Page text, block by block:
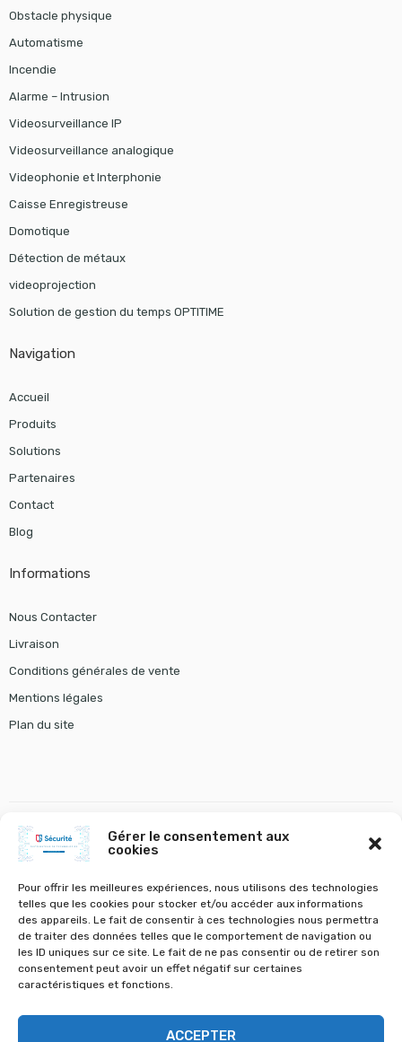
Gérer le consentement aux
cookies
Pour offrir les meilleures expériences, nous utilisons des technologies
telles que les cookies pour stocker et/ou accéder aux informations
des appareils. Le fait de consentir à ces technologies nous permettra
de traiter des données telles que le comportement de navigation ou
les ID uniques sur ce site. Le fait de ne pas consentir ou de retirer son
consentement peut avoir un effet négatif sur certaines
caractéristiques et fonctions.
ACCEPTER
Obstacle physique
Automatisme
Incendie
Alarme – Intrusion
Videosurveillance IP
Videosurveillance analogique
Videophonie et Interphonie
Caisse Enregistreuse
Domotique
Détection de métaux
videoprojection
Solution de gestion du temps OPTITIME
Navigation
Accueil
Produits
Solutions
Partenaires
Contact
Blog
Informations
Nous Contacter
Livraison
Conditions générales de vente
Mentions légales
Plan du site
gestion chauffage tourniquet gunnebo
VOLETS A BATTANTS ET STORES VOLETS ROULANTS
CS Sécurité
Découvrez notre vaste sélection de matériel électronique et de sécurité